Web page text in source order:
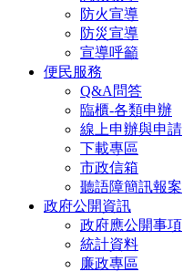
防火宣導
防災宣導
宣導呼籲
便民服務
Q&A問答
臨櫃-各類申辦
線上申辦與申請
下載專區
市政信箱
聽語障簡訊報案
政府公開資訊
政府應公開事項
統計資料
廉政專區